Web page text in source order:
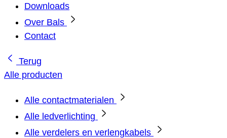
Downloads
Over Bals
Contact
Terug
Alle producten
Alle contactmaterialen
Alle ledverlichting
Alle verdelers en verlengkabels